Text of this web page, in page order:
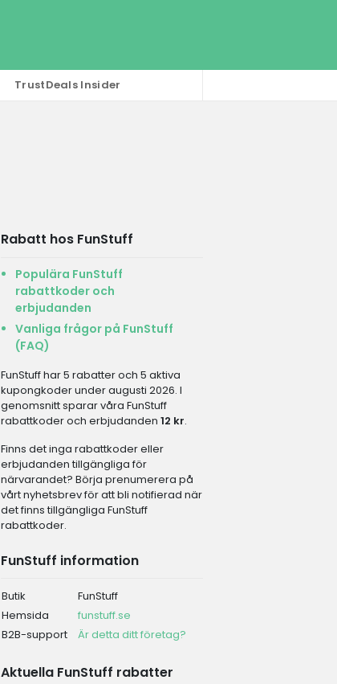
TrustDeals Insider
Rabatt hos FunStuff
Populära FunStuff
rabattkoder och
erbjudanden
Vanliga frågor på FunStuff
(FAQ)
FunStuff har 5 rabatter och 5 aktiva
kupongkoder under augusti 2026. I
genomsnitt sparar våra FunStuff
rabattkoder och erbjudanden 12 kr.
Finns det inga rabattkoder eller
erbjudanden tillgängliga för
närvarandet? Börja prenumerera på
vårt nyhetsbrev för att bli notifierad när
det finns tillgängliga FunStuff
rabattkoder.
FunStuff information
Butik
FunStuff
Hemsida
funstuff.se
B2B-support
Är detta ditt företag?
Aktuella FunStuff rabatter